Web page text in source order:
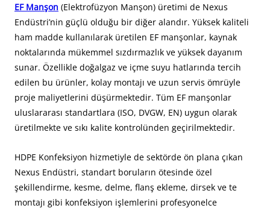
EF Manşon (Elektrofüzyon Manşon) üretimi de Nexus
Endüstri’nin güçlü olduğu bir diğer alandır. Yüksek kaliteli
ham madde kullanılarak üretilen EF manşonlar, kaynak
noktalarında mükemmel sızdırmazlık ve yüksek dayanım
sunar. Özellikle doğalgaz ve içme suyu hatlarında tercih
edilen bu ürünler, kolay montajı ve uzun servis ömrüyle
proje maliyetlerini düşürmektedir. Tüm EF manşonlar
uluslararası standartlara (ISO, DVGW, EN) uygun olarak
üretilmekte ve sıkı kalite kontrolünden geçirilmektedir.
HDPE Konfeksiyon hizmetiyle de sektörde ön plana çıkan
Nexus Endüstri, standart boruların ötesinde özel
şekillendirme, kesme, delme, flanş ekleme, dirsek ve te
montajı gibi konfeksiyon işlemlerini profesyonelce